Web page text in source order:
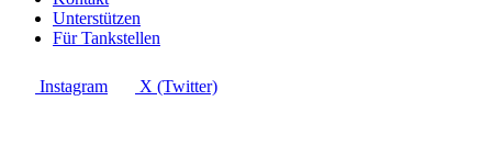
Unterstützen
Für Tankstellen
Instagram X (Twitter)